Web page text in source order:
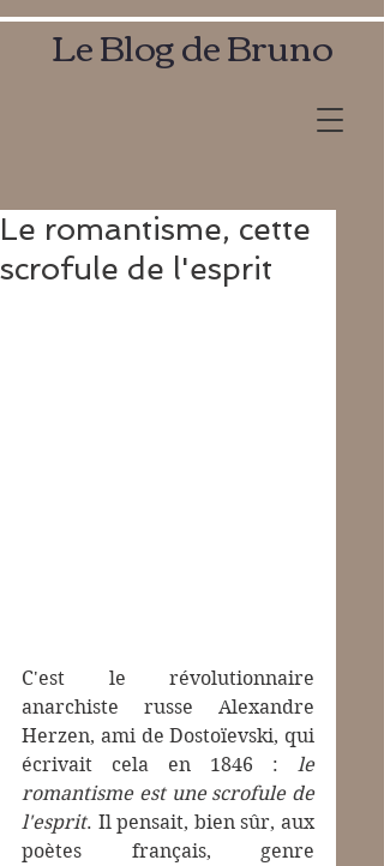
Le Blog de Bruno
Le romantisme, cette
scrofule de l'esprit
C'est le révolutionnaire
anarchiste russe Alexandre
Herzen, ami de Dostoïevski, qui
écrivait cela en 1846 : le
romantisme est une scrofule de
l'esprit. Il pensait, bien sûr, aux
poètes français, genre